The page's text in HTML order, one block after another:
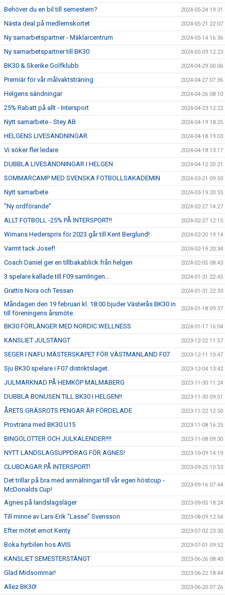
Behöver du en bil till semestern? 2024-05-24 19:31
Nästa deal på medlemskortet 2024-05-21 22:07
Ny samarbetspartner - Mäklarcentrum 2024-05-14 16:36
Ny samarbetspartner till BK30 2024-05-09 12:23
BK30 & Skerike Golfklubb 2024-04-29 00:06
Premiär för vår målvaktsträning 2024-04-27 07:36
Helgens sändningar 2024-04-26 08:10
25% Rabatt på allt - Intersport 2024-04-23 12:22
Nytt samarbete - Stey AB 2024-04-19 18:25
HELGENS LIVESÄNDNINGAR 2024-04-18 19:03
Vi söker fler ledare 2024-04-18 13:17
DUBBLA LIVESÄNDNINGAR I HELGEN 2024-04-12 20:21
SOMMARCAMP MED SVENSKA FOTBOLLSAKADEMIN 2024-03-21 09:50
Nytt samarbete 2024-03-19 20:55
"Ny ordförande" 2024-02-27 14:27
ALLT FOTBOLL -25% PÅ INTERSPORT!! 2024-02-27 12:15
Wimans Hederspris för 2023 går till Kent Berglund! 2024-02-20 19:14
Varmt tack Josef! 2024-02-19 20:34
Coach Daniel ger en tillbakablick från helgen 2024-02-05 08:43
3 spelare kallade till F09 samlingen... 2024-01-31 22:45
Grattis Nora och Tessan 2024-01-31 22:33
Måndagen den 19 februari kl. 18:00 bjuder Västerås BK30 in
till föreningens årsmöte.
2024-01-18 09:37
BK30 FÖRLÄNGER MED NORDIC WELLNESS 2024-01-17 16:04
KANSLIET JULSTÄNGT 2023-12-22 11:57
SEGER I NAFU MÄSTERSKAPET FÖR VÄSTMANLAND F07 2023-12-11 10:47
Sju BK30 spelare i F07 distriktslaget. 2023-12-04 13:42
JULMARKNAD PÅ HEMKÖP MALMABERG 2023-11-30 11:24
DUBBLA BONUSEN TILL BK30 I HELGEN!! 2023-11-30 09:51
ÅRETS GRÄSROTS PENGAR ÄR FÖRDELADE 2023-11-22 12:50
Provträna med BK30 U15 2023-11-08 16:25
BINGOLOTTER OCH JULKALENDER!!!! 2023-11-08 09:30
NYTT LANDSLAGSUPPDRAG FÖR AGNES! 2023-10-09 14:19
CLUBDAGAR PÅ INTERSPORT! 2023-09-25 10:53
Det trillar på bra med anmälningar till vår egen höstcup -
McDonalds Cup!
2023-09-16 07:44
Agnes på landslagsläger 2023-09-05 18:24
Till minne av Lars-Erik ”Lasse” Svensson 2023-08-09 12:54
Efter mötet emot Kenty 2023-07-02 23:30
Boka hyrbilen hos AVIS 2023-07-01 09:52
KANSLIET SEMESTERSTÄNGT 2023-06-26 08:40
Glad Midsommar! 2023-06-22 18:44
Allez BK30! 2023-06-20 07:26